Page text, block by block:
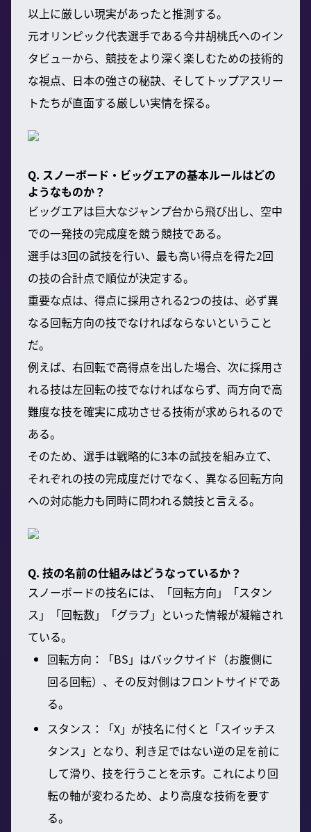
以上に厳しい現実があったと推測する。
元オリンピック代表選手である今井胡桃氏へのイン
タビューから、競技をより深く楽しむための技術的
な視点、日本の強さの秘訣、そしてトップアスリー
トたちが直面する厳しい実情を探る。
Q. スノーボード・ビッグエアの基本ルールはどの
ようなものか？
ビッグエアは巨大なジャンプ台から飛び出し、空中
での一発技の完成度を競う競技である。
選手は3回の試技を行い、最も高い得点を得た2回
の技の合計点で順位が決定する。
重要な点は、得点に採用される2つの技は、必ず異
なる回転方向の技でなければならないということ
だ。
例えば、右回転で高得点を出した場合、次に採用さ
れる技は左回転の技でなければならず、両方向で高
難度な技を確実に成功させる技術が求められるので
ある。
そのため、選手は戦略的に3本の試技を組み立て、
それぞれの技の完成度だけでなく、異なる回転方向
への対応能力も同時に問われる競技と言える。
Q. 技の名前の仕組みはどうなっているか？
スノーボードの技名には、「回転方向」「スタン
ス」「回転数」「グラブ」といった情報が凝縮され
ている。
回転方向：「BS」はバックサイド（お腹側に
回る回転）、その反対側はフロントサイドであ
る。
スタンス：「X」が技名に付くと「スイッチス
タンス」となり、利き足ではない逆の足を前に
して滑り、技を行うことを示す。これにより回
転の軸が変わるため、より高度な技術を要す
る。